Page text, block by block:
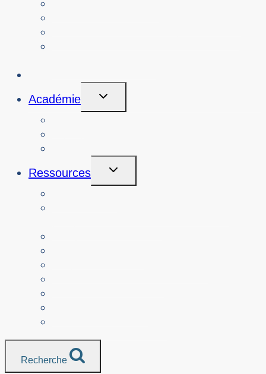
Académie
Toggle
Child
Menu
Ressources
Toggle
Child
Menu
Recherche